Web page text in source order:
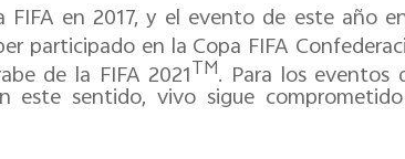
en 2017, y el evento de este año
participado en la Copa FIFA
de la FIFA 2021TM. Para los
este sentido, vivo sigue